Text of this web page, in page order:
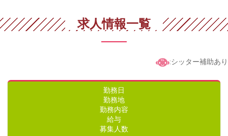
求人情報一覧
:シッター補助あり
勤務日
勤務地
勤務内容
給与
募集人数